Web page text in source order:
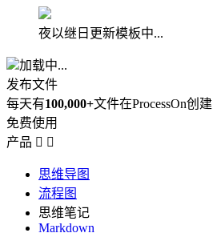
夜以继日更新模板中...
加载中...
发布文件
每天有100,000+文件在ProcessOn创建
免费使用
产品  
思维导图
流程图
思维笔记
Markdown